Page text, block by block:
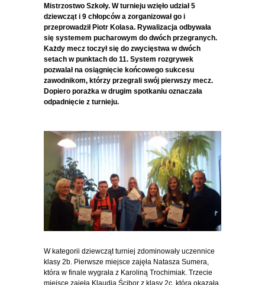
Mistrzostwo Szkoły. W turnieju wzięło udział 5
dziewcząt i 9 chłopców a zorganizował go i
przeprowadził Piotr Kolasa. Rywalizacja odbywała
się systemem pucharowym do dwóch przegranych.
Każdy mecz toczył się do zwycięstwa w dwóch
setach w punktach do 11. System rozgrywek
pozwalał na osiągnięcie końcowego sukcesu
zawodnikom, którzy przegrali swój pierwszy mecz.
Dopiero porażka w drugim spotkaniu oznaczała
odpadnięcie z turnieju.
W kategorii dziewcząt turniej zdominowały uczennice
klasy 2b. Pierwsze miejsce zajęła Natasza Sumera,
która w finale wygrała z Karoliną Trochimiak. Trzecie
miejsce zajęła Klaudia Ścibor z klasy 2c, która okazała